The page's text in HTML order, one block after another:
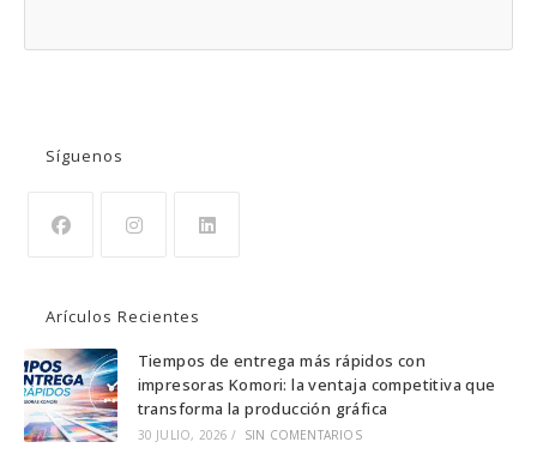
Síguenos
una
nueva
pestaña
una
nueva
pestaña
una
nueva
pestaña
Arículos Recientes
Tiempos de entrega más rápidos con
impresoras Komori: la ventaja competitiva que
transforma la producción gráfica
30 JULIO, 2026 / SIN COMENTARIOS